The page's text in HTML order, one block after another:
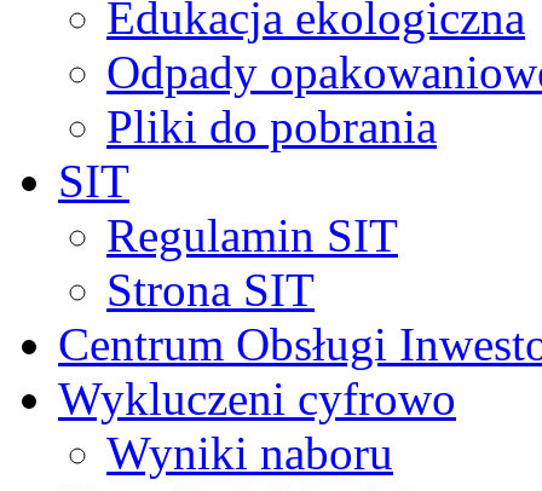
Edukacja ekologiczna
Odpady
Pliki do pobrania
SIT
Regulamin SIT
Strona SIT
Centrum Obsługi
Wykluczeni cyfrowo
Wyniki naboru